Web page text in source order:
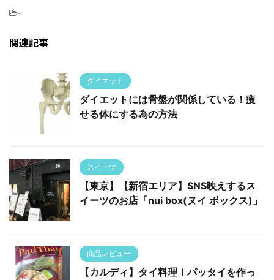
-
関連記事
ダイエット
ダイエットには骨盤が関係している！痩
せる体にする為の方法
スイーツ
【東京】【新宿エリア】SNS映えするス
イーツのお店「nui box(ヌイ ボックス)」
商品レビュー
【カルディ】タイ料理！パッタイを作っ